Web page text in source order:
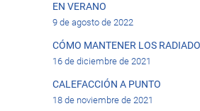
EN VERANO
9 de agosto de 2022
CÓMO MANTENER LOS
16 de diciembre de 2021
CALEFACCIÓN A PUNTO
18 de noviembre de 2021